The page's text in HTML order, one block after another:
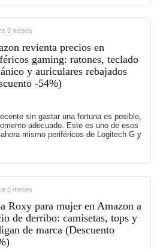
3 meses
revienta precios en
gaming: ratones, teclado
y auriculares rebajados
-54%)
sin gastar una fortuna es posible,
adecuado. Este es uno de esos
mismo periféricos de Logitech G y
3 meses
Roxy para mujer en Amazon a
de derribo: camisetas, tops y
de marca (Descuento